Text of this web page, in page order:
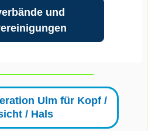
und
Ulm für Kopf /
/ Hals